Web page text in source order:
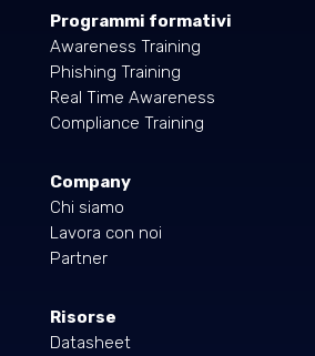
Programmi formativi
Awareness Training
Phishing Training
Real Time Awareness
Compliance Training
Company
Chi siamo
Lavora con noi
Partner
Risorse
Datasheet